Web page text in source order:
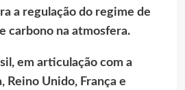
a regulação do regime de
carbono na atmosfera.
em articulação com a
Reino Unido, França e